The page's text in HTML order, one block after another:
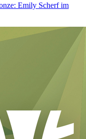
Emily Scherf im